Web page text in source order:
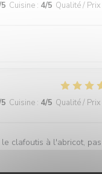
Cuisine : 4/5 Qualité / Prix
Cuisine : 4/5 Qualité / Prix
clafoutis à l'abricot, pas